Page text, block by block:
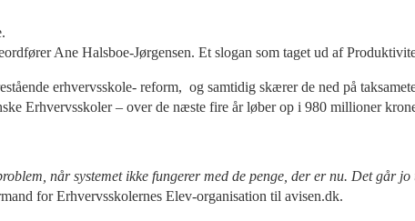
Ane Halsboe-Jørgensen. Et slogan som taget ud af
erhvervsskole- reform, og samtidig skærer de ned på
Erhvervsskoler – over de næste fire år løber op i 980 millioner
når systemet ikke fungerer med de penge, der er nu. Det går
for Erhvervsskolernes Elev-organisation til avisen.dk.